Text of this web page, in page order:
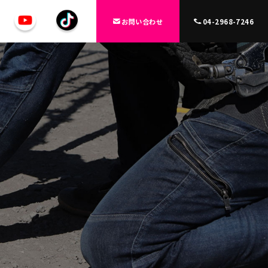
お問い合わせ 04-2968-7246